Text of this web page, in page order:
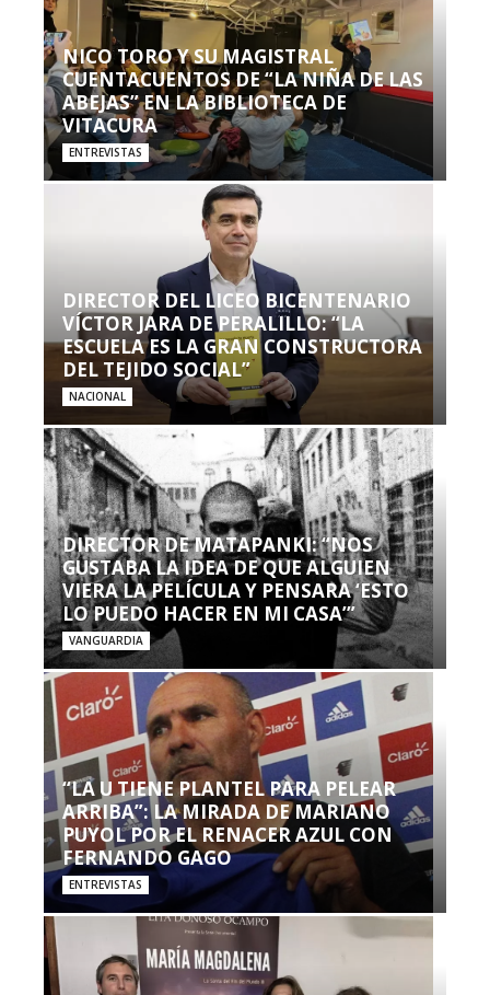
NICO TORO Y SU MAGISTRAL
CUENTACUENTOS DE “LA NIÑA DE LAS
ABEJAS” EN LA BIBLIOTECA DE
VITACURA
ENTREVISTAS
DIRECTOR DEL LICEO BICENTENARIO
VÍCTOR JARA DE PERALILLO: “LA
ESCUELA ES LA GRAN CONSTRUCTORA
DEL TEJIDO SOCIAL”
NACIONAL
DIRECTOR DE MATAPANKI: “NOS
GUSTABA LA IDEA DE QUE ALGUIEN
VIERA LA PELÍCULA Y PENSARA ‘ESTO
LO PUEDO HACER EN MI CASA’”
VANGUARDIA
“LA U TIENE PLANTEL PARA PELEAR
ARRIBA”: LA MIRADA DE MARIANO
PUYOL POR EL RENACER AZUL CON
FERNANDO GAGO
ENTREVISTAS